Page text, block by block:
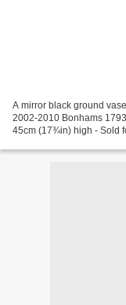
A mirror black ground
2002-2010 Bonhams
45cm (17¾in) high - Sold